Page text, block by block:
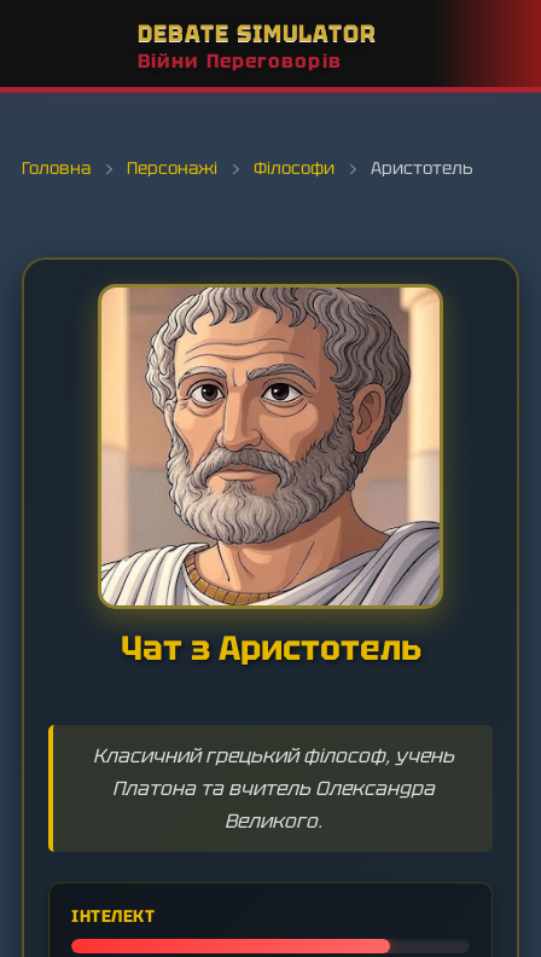
DEBATE SIMULATOR
Війни Переговорів
Головна › Персонажі › Філософи › Аристотель
Чат з Аристотель
Класичний грецький філософ, учень
Платона та вчитель Олександра
Великого.
ІНТЕЛЕКТ